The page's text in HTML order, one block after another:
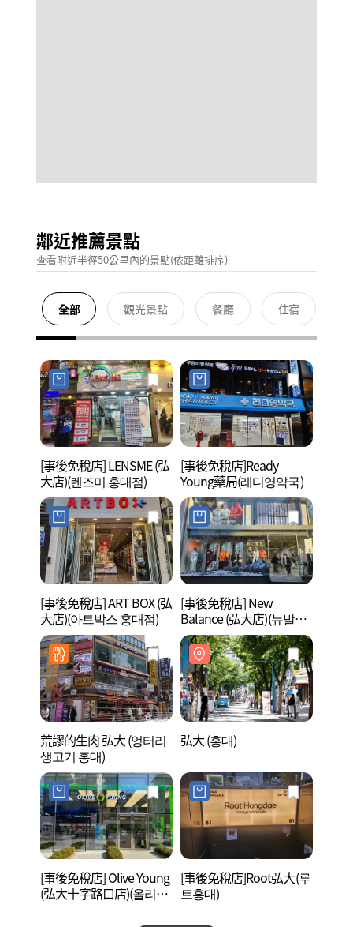
鄰近推薦景點
查看附近半徑50公里內的景點(依距離排序)
全部 觀光景點 餐廳 住宿
[事後免稅店] LENSME (弘
大店)(렌즈미 홍대점)
[事後免稅店]Ready
Young藥局(레디영약국)
[事後免稅店] ART BOX (弘
大店)(아트박스 홍대점)
[事後免稅店] New
Balance (弘大店)(뉴발란
스 홍대점)
荒謬的生肉 弘大 (엉터리
생고기 홍대)
弘大 (홍대)
[事後免稅店] Olive Young
(弘大十字路口店)(올리브
[事後免稅店]Root弘大(루
트홍대)